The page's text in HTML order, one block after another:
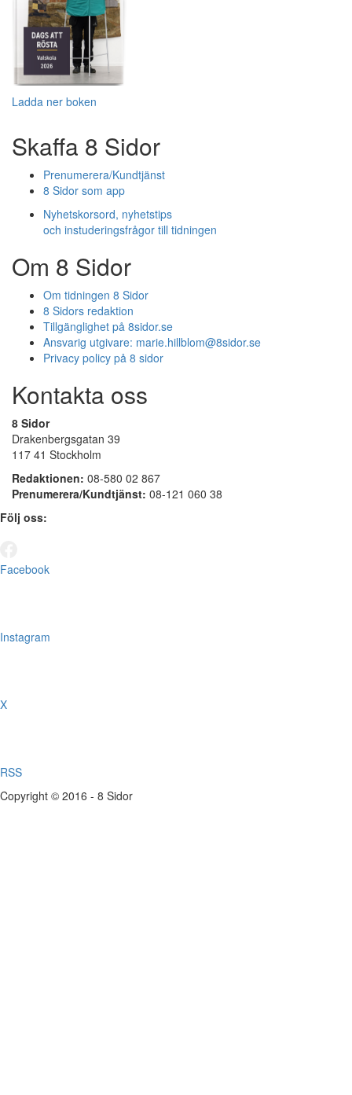
Ladda ner boken
Skaffa 8 Sidor
Prenumerera/Kundtjänst
8 Sidor som app
Nyhetskorsord, nyhetstips
och instuderingsfrågor till tidningen
Om 8 Sidor
Om tidningen 8 Sidor
8 Sidors redaktion
Tillgänglighet på 8sidor.se
Ansvarig utgivare: marie.hillblom@8sidor.se
Privacy policy på 8 sidor
Kontakta oss
8 Sidor
Drakenbergsgatan 39
117 41 Stockholm
Redaktionen: 08-580 02 867
Prenumerera/Kundtjänst: 08-121 060 38
Följ oss:
Facebook
Instagram
X
RSS
Copyright © 2016 - 8 Sidor